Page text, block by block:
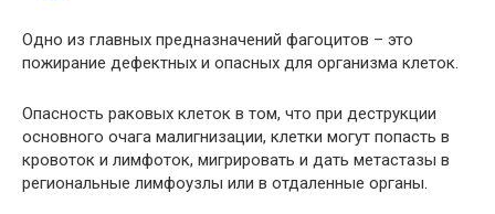
Одно из главных предназначений фагоцитов – это
пожирание дефектных и опасных для организма клеток.
Опасность раковых клеток в том, что при деструкции
основного очага малигнизации, клетки могут попасть в
кровоток и лимфоток, мигрировать и дать метастазы в
региональные лимфоузлы или в отдаленные органы.